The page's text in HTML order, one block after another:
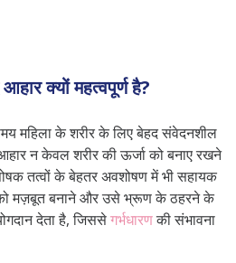
क्यों महत्वपूर्ण है?
महिला के शरीर के लिए बेहद संवेदनशील
न केवल शरीर की ऊर्जा को बनाए रखने
तत्वों के बेहतर अवशोषण में भी सहायक
को मज़बूत बनाने और उसे भ्रूण के ठहरने के
देता है, जिससेगर्भधारणकी संभावना